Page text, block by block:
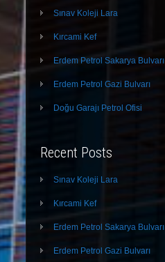
Sınav Koleji Lara
Kırcami Kef
Erdem Petrol Sakarya Bulvarı
Erdem Petrol Gazi Bulvarı
Doğu Garajı Petrol Ofisi
Recent Posts
Sınav Koleji Lara
Kırcami Kef
Erdem Petrol Sakarya Bulvarı
Erdem Petrol Gazi Bulvarı